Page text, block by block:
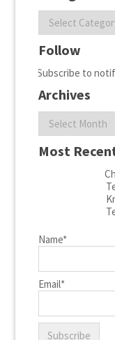
Categories
Follow
Subscribe to
Archives
Archives
Most
Name*
Email*